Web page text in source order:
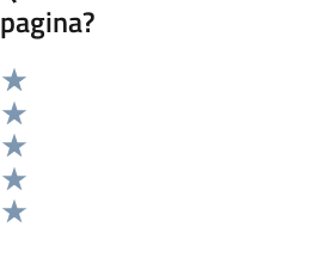
pagina?
Valuta 5 stelle su 5
Valuta 4 stelle su 5
Valuta 3 stelle su 5
Valuta 2 stelle su 5